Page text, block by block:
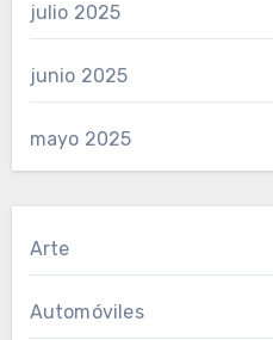
julio 2025
junio 2025
mayo 2025
Arte
Automóviles